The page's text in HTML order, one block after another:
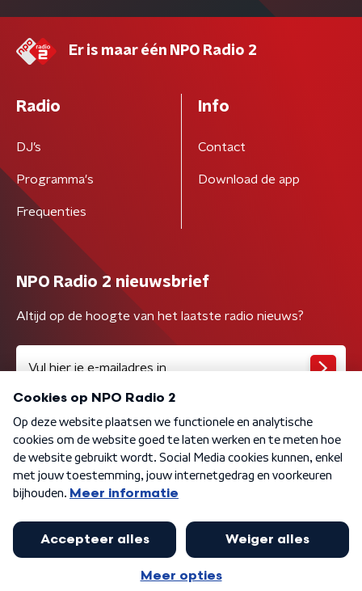
Er is maar één NPO Radio 2
Radio
DJ’s
Programma's
Frequenties
Info
Contact
Download de app
NPO Radio 2 nieuwsbrief
Altijd op de hoogte van het laatste radio nieuws?
Algemene voorwaarden